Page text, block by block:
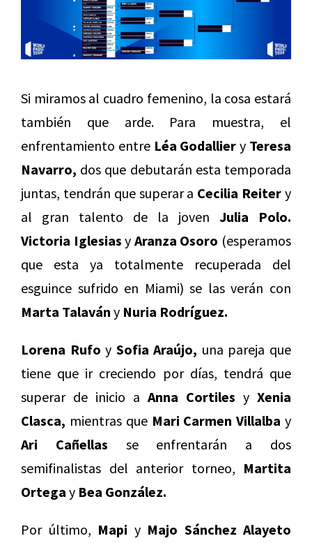
Si miramos al cuadro femenino, la cosa estará
también que arde. Para muestra, el
enfrentamiento entre Léa Godallier y Teresa
Navarro, dos que debutarán esta temporada
juntas, tendrán que superar a Cecilia Reiter y
al gran talento de la joven Julia Polo.
Victoria Iglesias y Aranza Osoro (esperamos
que esta ya totalmente recuperada del
esguince sufrido en Miami) se las verán con
Marta Talaván y Nuria Rodríguez.
Lorena Rufo y Sofia Araújo, una pareja que
tiene que ir creciendo por días, tendrá que
superar de inicio a Anna Cortiles y Xenia
Clasca, mientras que Mari Carmen Villalba y
Ari Cañellas se enfrentarán a dos
semifinalistas del anterior torneo, Martita
Ortega y Bea González.
Por último, Mapi y Majo Sánchez Alayeto